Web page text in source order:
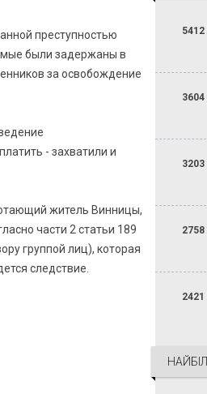
преступностью
были задержаны в
за освобождение
- захватили и
житель Винницы,
части 2 статьи 189
группой лиц), которая
следствие.
5412
3604
3203
2758
2421